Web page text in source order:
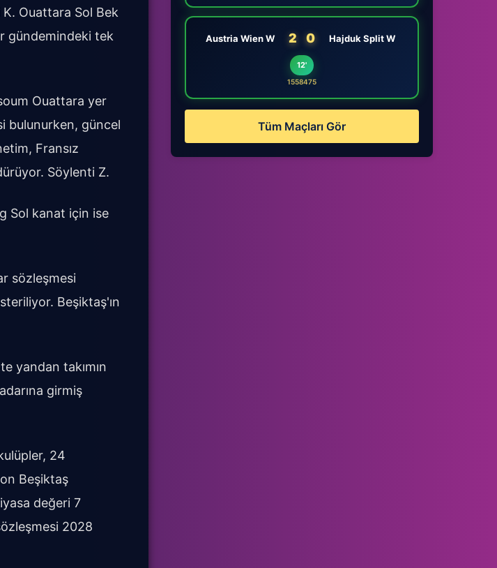
Ouattara Sol Bek
gündemindeki tek
Ouattara yer
bulunurken, güncel
Fransız
Söylenti Z.
Sol kanat için ise
sözleşmesi
Beşiktaş'ın
yandan takımın
girmiş
24
Beşiktaş
değeri 7
2028
Austria Wien W 2 0 Hajduk Split W
12'
1558475
Tüm Maçları Gör